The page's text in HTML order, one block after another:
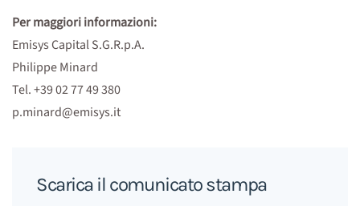
Per maggiori informazioni:
Emisys Capital S.G.R.p.A.
Philippe Minard
Tel. +39 02 77 49 380
p.minard@emisys.it
Scarica il comunicato stampa